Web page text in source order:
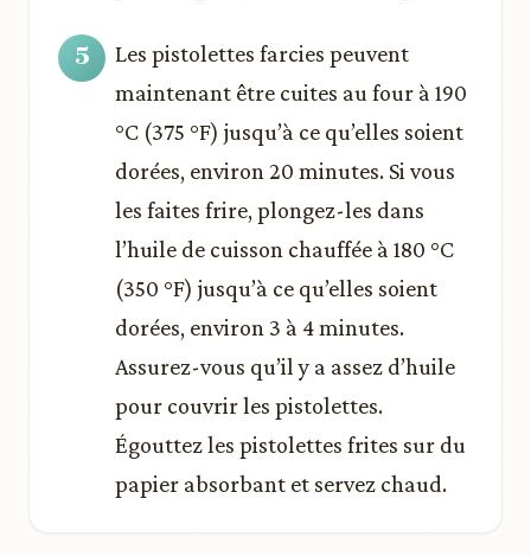
Les pistolettes farcies peuvent
maintenant être cuites au four à 190
°C (375 °F) jusqu’à ce qu’elles soient
dorées, environ 20 minutes. Si vous
les faites frire, plongez-les dans
l’huile de cuisson chauffée à 180 °C
(350 °F) jusqu’à ce qu’elles soient
dorées, environ 3 à 4 minutes.
Assurez-vous qu’il y a assez d’huile
pour couvrir les pistolettes.
Égouttez les pistolettes frites sur du
papier absorbant et servez chaud.